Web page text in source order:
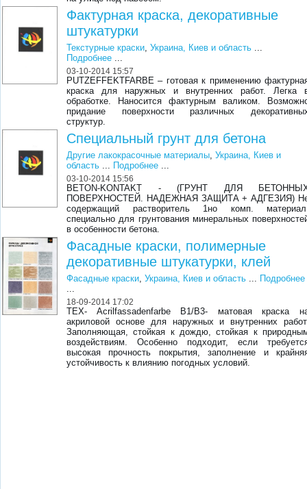
Фактурная краска, декоративные
штукатурки
Текстурные краски,Украина, Киев и область ...
Подробнее ...
03-10-2014 15:57
PUTZEFFEKTFARBE – готовая к применению
краска для наружных и внутренних работ. Легка
обработке. Наносится фактурным валиком.
придание поверхности различных
структур.
Специальный грунт для бетона
Другие лакокрасочные материалы,Украина, Киев и
область ... Подробнее ...
03-10-2014 15:56
BETON-KONTAKT - (ГРУНТ ДЛЯ
ПОВЕРХНОСТЕЙ. НАДЕЖНАЯ ЗАЩИТА + АДГЕЗИЯ)
содержащий растворитель 1но комп.
специально для грунтования минеральных
в особенности бетона.
Фасадные краски, полимерные
декоративные штукатурки, клей
Фасадные краски,Украина, Киев и область ... Подробнее
...
18-09-2014 17:02
TEX- Acrilfassadenfarbe В1/В3- матовая краска
акриловой основе для наружных и внутренних
Заполняющая, стойкая к дождю, стойкая к
воздействиям. Особенно подходит, если
высокая прочность покрытия, заполнение и
устойчивость к влиянию погодных условий.